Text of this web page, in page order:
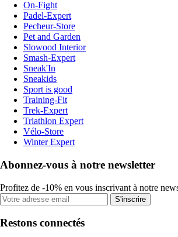
On-Fight
Padel-Expert
Pecheur-Store
Pet and Garden
Slowood Interior
Smash-Expert
Sneak'In
Sneakids
Sport is good
Training-Fit
Trek-Expert
Triathlon Expert
Vélo-Store
Winter Expert
Abonnez-vous à notre newsletter
Profitez de -10% en vous inscrivant à notre
S'inscrire
Restons connectés